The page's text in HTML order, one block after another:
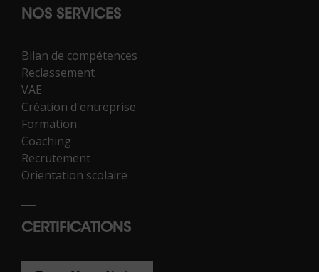
NOS SERVICES
Bilan de compétences
Reclassement
VAE
Création d'entreprise
Formation
Coaching
Recrutement
Orientation scolaire
CERTIFICATIONS